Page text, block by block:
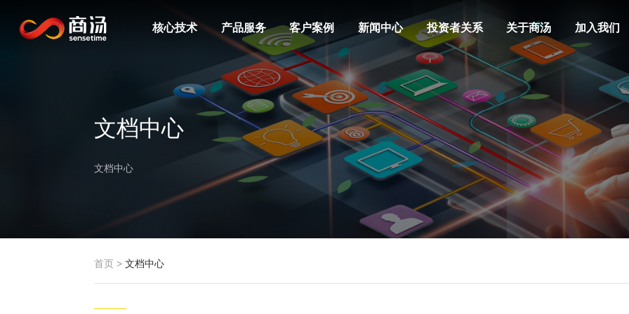
核心技术 产品服务 客户案例 新闻中心 投资者关系 关于商汤 加入我们
文档中心
文档中心
首页 >文档中心